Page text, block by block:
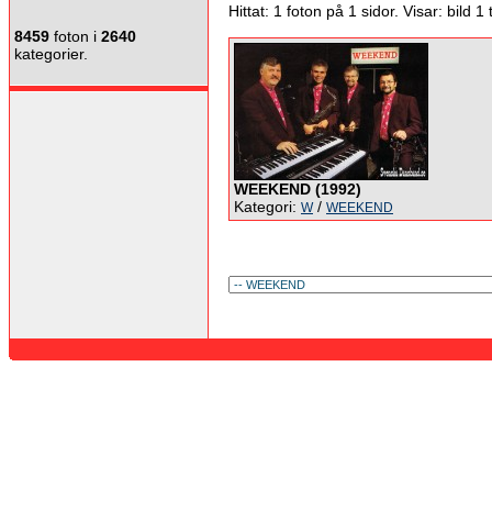
8459 foton i 2640
kategorier.
Hittat: 1 foton på 1 sidor. Visar: bild 1
WEEKEND (1992)
Kategori: W/ WEEKEND